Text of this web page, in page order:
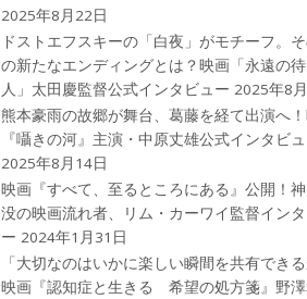
2025年8月22日
ドストエフスキーの「白夜」がモチーフ。
の新たなエンディングとは？映画「永遠の
人」太田慶監督公式インタビュー 2025年8
熊本豪雨の故郷が舞台、葛藤を経て出演へ
『囁きの河』主演・中原丈雄公式インタビ
2025年8月14日
映画『すべて、至るところにある』公開！
没の映画流れ者、リム・カーワイ監督イン
ー 2024年1月31日
「大切なのはいかに楽しい瞬間を共有できる
映画『認知症と生きる 希望の処方箋』野澤